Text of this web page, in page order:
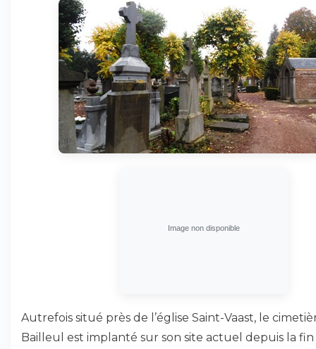
Autrefois situé près de l’église Saint-Vaast, le
Bailleul est implanté sur son site actuel depuis la